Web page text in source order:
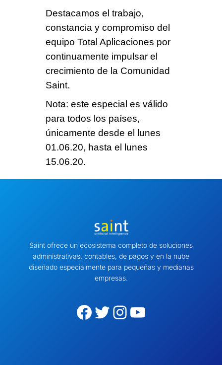
Destacamos el trabajo,
constancia y compromiso del
equipo Total Aplicaciones por
continuamente impulsar el
crecimiento de la Comunidad
Saint.
Nota: este especial es válido
para todos los países,
únicamente desde el lunes
01.06.20, hasta el lunes
15.06.20.
Saint ofrece un ecosistema completo de soluciones
administrativas, contables, de pagos y en la nube
diseñado especialmente para pequeñas y medianas
empresas.
Facebook Twitter Instagram YouTube